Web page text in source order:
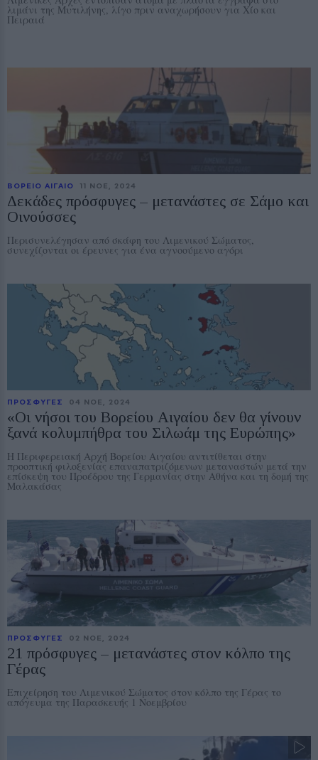
λιμάνι της Μυτιλήνης, λίγο πριν αναχωρήσουν για Χίο και
Πειραιά
ΒΟΡΕΙΟ ΑΙΓΑΙΟ 11 ΝΟE, 2024
Δεκάδες πρόσφυγες – μετανάστες σε Σάμο και
Οινούσσες
Περισυνελέγησαν από σκάφη του Λιμενικού Σώματος,
συνεχίζονται οι έρευνες για ένα αγνοούμενο αγόρι
ΠΡΟΣΦΥΓΕΣ 04 ΝΟE, 2024
«Οι νήσοι του Βορείου Αιγαίου δεν θα γίνουν
ξανά κολυμπήθρα του Σιλωάμ της Ευρώπης»
Η Περιφερειακή Αρχή Βορείου Αιγαίου αντιτίθεται στην
προοπτική φιλοξενίας επαναπατριζόμενων μεταναστών μετά την
επίσκεψη του Προέδρου της Γερμανίας στην Αθήνα και τη δομή της
Μαλακάσας
ΠΡΟΣΦΥΓΕΣ 02 ΝΟE, 2024
21 πρόσφυγες – μετανάστες στον κόλπο της
Γέρας
Επιχείρηση του Λιμενικού Σώματος στον κόλπο της Γέρας το
απόγευμα της Παρασκευής 1 Νοεμβρίου